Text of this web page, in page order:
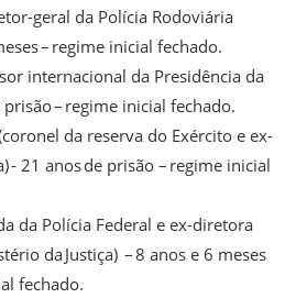
geral da Polícia Rodoviária
– regime inicial fechado.
internacional da Presidência da
prisão – regime inicial fechado.
da reserva do Exército e ex-
- 21 anos de prisão – regime inicial
da Polícia Federal e ex-diretora
da Justiça) – 8 anos e 6 meses
fechado.